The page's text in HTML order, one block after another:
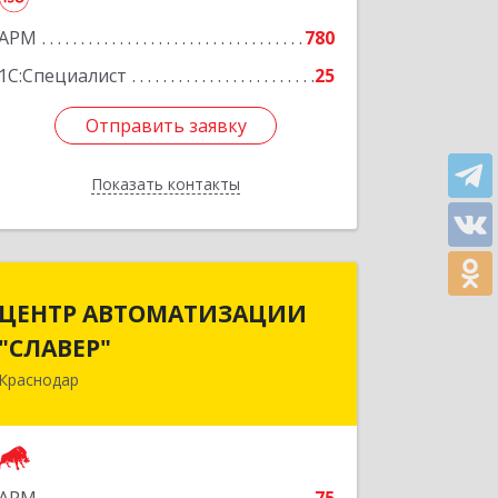
780
1С:Специалист
25
Отправить заявку
Показать контакты
Отправить заявку
Назад
ЦЕНТР АВТОМАТИЗАЦИИ
"СЛАВЕР"
Краснодар
"СЛАВЕР"
Подробнее